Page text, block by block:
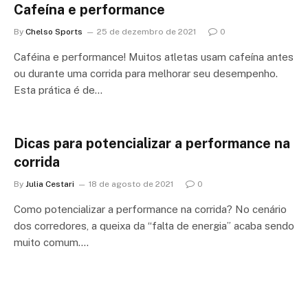
Cafeína e performance
By Chelso Sports 25 de dezembro de 2021 0
Caféina e performance! Muitos atletas usam cafeína antes
ou durante uma corrida para melhorar seu desempenho.
Esta prática é de…
Dicas para potencializar a performance na
corrida
By Julia Cestari 18 de agosto de 2021 0
Como potencializar a performance na corrida? No cenário
dos corredores, a queixa da “falta de energia” acaba sendo
muito comum.…